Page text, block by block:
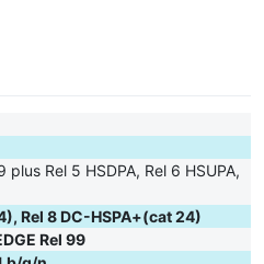
plus Rel 5 HSDPA, Rel 6 HSUPA,
Rel 8 DC-HSPA+(cat 24)
Rel 99